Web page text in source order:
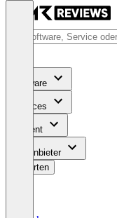
Software
Services
Content
Für Anbieter
Bewerten